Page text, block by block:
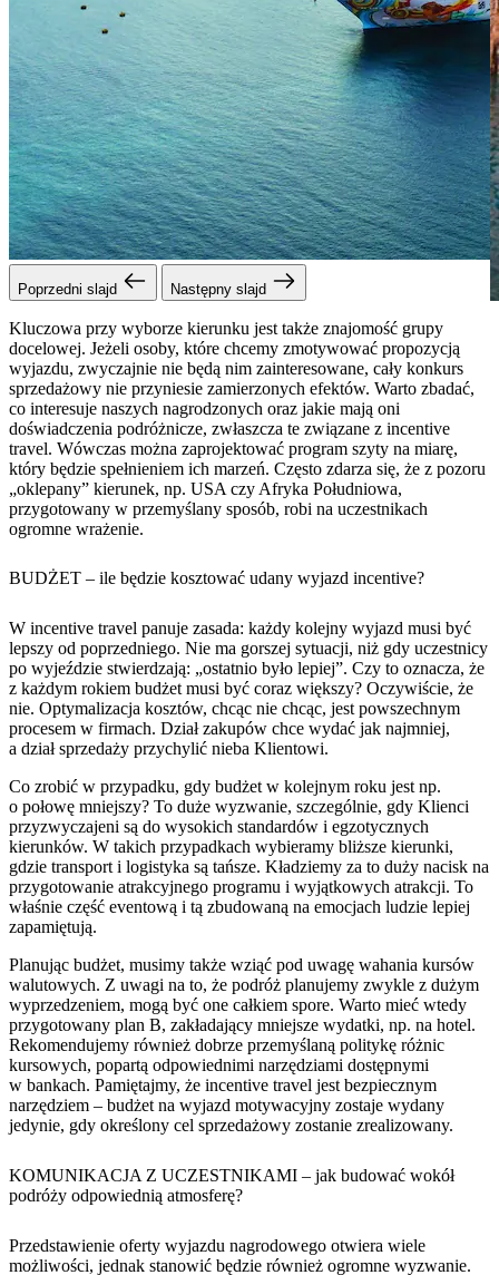
Poprzedni slajd Następny slajd
Kluczowa przy wyborze kierunku jest także znajomość grupy
docelowej. Jeżeli osoby, które chcemy zmotywować propozycją
wyjazdu, zwyczajnie nie będą nim zainteresowane, cały konkurs
sprzedażowy nie przyniesie zamierzonych efektów. Warto zbadać,
co interesuje naszych nagrodzonych oraz jakie mają oni
doświadczenia podróżnicze, zwłaszcza te związane z incentive
travel. Wówczas można zaprojektować program szyty na miarę,
który będzie spełnieniem ich marzeń. Często zdarza się, że z pozoru
„oklepany” kierunek, np. USA czy Afryka Południowa,
przygotowany w przemyślany sposób, robi na uczestnikach
ogromne wrażenie.
BUDŻET – ile będzie kosztować udany wyjazd incentive?
W incentive travel panuje zasada: każdy kolejny wyjazd musi być
lepszy od poprzedniego. Nie ma gorszej sytuacji, niż gdy uczestnicy
po wyjeździe stwierdzają: „ostatnio było lepiej”. Czy to oznacza, że
z każdym rokiem budżet musi być coraz większy? Oczywiście, że
nie. Optymalizacja kosztów, chcąc nie chcąc, jest powszechnym
procesem w firmach. Dział zakupów chce wydać jak najmniej,
a dział sprzedaży przychylić nieba Klientowi.
Co zrobić w przypadku, gdy budżet w kolejnym roku jest np.
o połowę mniejszy? To duże wyzwanie, szczególnie, gdy Klienci
przyzwyczajeni są do wysokich standardów i egzotycznych
kierunków. W takich przypadkach wybieramy bliższe kierunki,
gdzie transport i logistyka są tańsze. Kładziemy za to duży nacisk na
przygotowanie atrakcyjnego programu i wyjątkowych atrakcji. To
właśnie część eventową i tą zbudowaną na emocjach ludzie lepiej
zapamiętują.
Planując budżet, musimy także wziąć pod uwagę wahania kursów
walutowych. Z uwagi na to, że podróż planujemy zwykle z dużym
wyprzedzeniem, mogą być one całkiem spore. Warto mieć wtedy
przygotowany plan B, zakładający mniejsze wydatki, np. na hotel.
Rekomendujemy również dobrze przemyślaną politykę różnic
kursowych, popartą odpowiednimi narzędziami dostępnymi
w bankach. Pamiętajmy, że incentive travel jest bezpiecznym
narzędziem – budżet na wyjazd motywacyjny zostaje wydany
jedynie, gdy określony cel sprzedażowy zostanie zrealizowany.
KOMUNIKACJA Z UCZESTNIKAMI – jak budować wokół
podróży odpowiednią atmosferę?
Przedstawienie oferty wyjazdu nagrodowego otwiera wiele
możliwości, jednak stanowić będzie również ogromne wyzwanie.